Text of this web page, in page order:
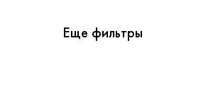
Еще фильтры